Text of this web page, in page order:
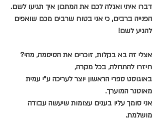
דברו איתי ואגלה לכם את המתכון איך תגיעו לשם.
הפנייה ברבים, כי אני בטוח שרבים מכם שואפים
להגיע לשם!
אצלי זה בא בקלות, זוכרים את הסיסמה, מהי?
חיזרו להתחלה, בכל מקרה,
באוגוסט ספרי הראשון יוצר לעריכה ע"י עמית
מאוטנר המוערך.
אני סומך עליו בענים עצומות שיעשה עבודה
מושלמת.